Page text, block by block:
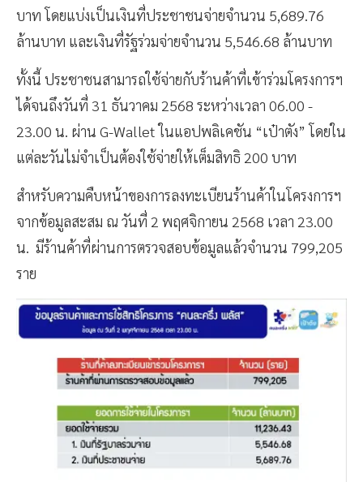
บาท โดยแบ่งเป็นเงินที่ประชาชนจ่ายจำนวน 5,689.76
ล้านบาท และเงินที่รัฐร่วมจ่ายจำนวน 5,546.68 ล้านบาท
ทั้งนี้ ประชาชนสามารถใช้จ่ายกับร้านค้าที่เข้าร่วมโครงการฯ
ได้จนถึงวันที่ 31 ธันวาคม 2568 ระหว่างเวลา 06.00 -
23.00 น. ผ่าน G-Wallet ในแอปพลิเคชัน “เป๋าตัง” โดยใน
แต่ละวันไม่จำเป็นต้องใช้จ่ายให้เต็มสิทธิ 200 บาท
สำหรับความคืบหน้าของการลงทะเบียนร้านค้าในโครงการฯ
จากข้อมูลสะสม ณ วันที่ 2 พฤศจิกายน 2568 เวลา 23.00
น. มีร้านค้าที่ผ่านการตรวจสอบข้อมูลแล้วจำนวน 799,205
ราย